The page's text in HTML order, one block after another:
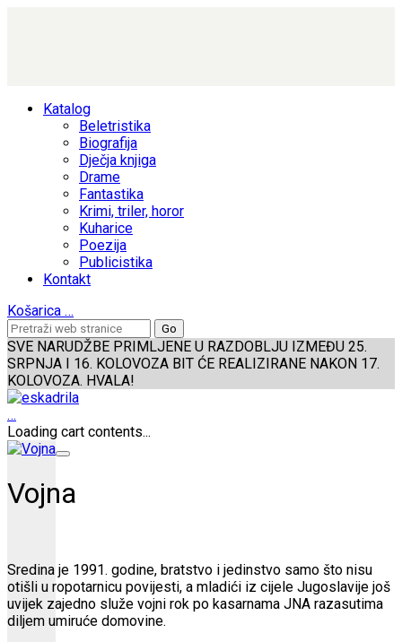
Katalog
Beletristika
Biografija
Dječja knjiga
Drame
Fantastika
Krimi, triler, horor
Kuharice
Poezija
Publicistika
Kontakt
Košarica …
SVE NARUDŽBE PRIMLJENE U RAZDOBLJU IZMEĐU 25.
SRPNJA I 16. KOLOVOZA BIT ĆE REALIZIRANE NAKON 17.
KOLOVOZA. HVALA!
…
Loading cart contents...
Vojna
Sredina je 1991. godine, bratstvo i jedinstvo samo što nisu
otišli u ropotarnicu povijesti, a mladići iz cijele Jugoslavije još
uvijek zajedno služe vojni rok po kasarnama JNA razasutima
diljem umiruće domovine.